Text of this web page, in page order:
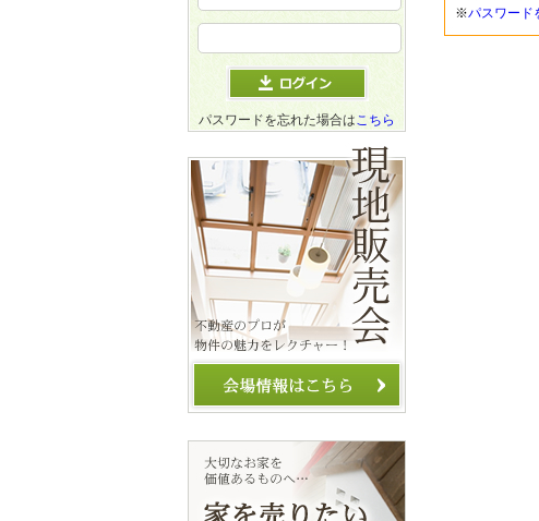
※パスワード
パスワードを忘れた場合はこちら